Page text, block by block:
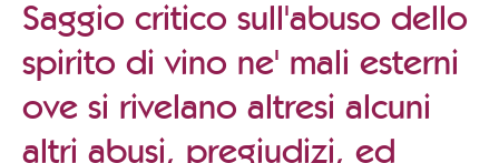
Saggio critico sull'abuso dello
spirito di vino ne' mali esterni
ove si rivelano altresi alcuni
altri abusi, pregiudizi, ed